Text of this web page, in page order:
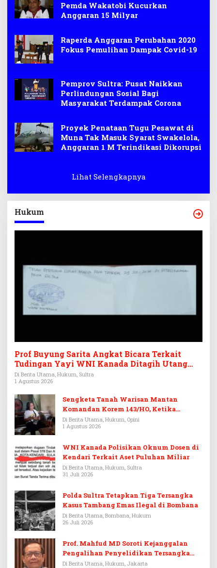
Pemda Wakatobi Kucurkan
Anggaran 15 Milyar
Raperda Anggaran Perubahan 2020
Fokus Pemulihan Dampak Covid-19
Pemprov Sultra: Pusat Naikkan
Perlindungan Sosial Bagi
Masyarakat Terdampak Corona
Proyek Penataan Tugu Pesawat di
Muna Tak Masuk Syarat Swakelola,
Anggaran 1 M Terindikasi Dikorupsi
Lihat Selengkapnya
Hukum
Prof Buyung Sarita Angkat Bicara Terkait
Tudingan Yayi WNI Kanada Ditagih Utang
Rp3,6 Miliar
Di Berita Utama, Hukum, Sultra
1 Agustus 2026
Sengketa Tanah Warisan Mantan
Komandan Korem 143/HO, Ketika
Warisan Menjadi Arena Pemerasan
Di Berita Utama, Hukum, Opini
1 Agustus 2026
WNI Kanada Polisikan Oknum Dosen di
Kendari Terkait Aset Puluhan Miliar
Di Berita Utama, Hukum, Sultra
31 Juli 2026
Polda Sultra Tetapkan Tiga Tersangka
Kasus Tambang Emas Ilegal di Bombana
Di Berita Utama, Bombana, Hukum
26 Juli 2026
Prof. Mahfud MD Soroti Kejanggalan
Pengalihan Penyelidikan Tersangka
Febrie Adriansyah
Di Berita Utama, Hukum, Jakarta